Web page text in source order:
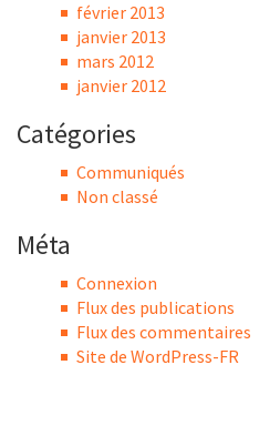
février 2013
janvier 2013
mars 2012
janvier 2012
Catégories
Communiqués
Non classé
Méta
Connexion
Flux des publications
Flux des commentaires
Site de WordPress-FR